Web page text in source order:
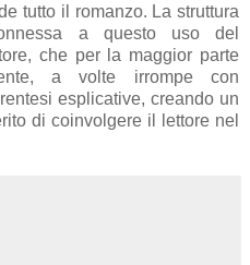
tutto il romanzo. La struttura
a questo uso del
che per la maggior parte
a volte irrompe con
esplicative, creando un
di coinvolgere il lettore nel